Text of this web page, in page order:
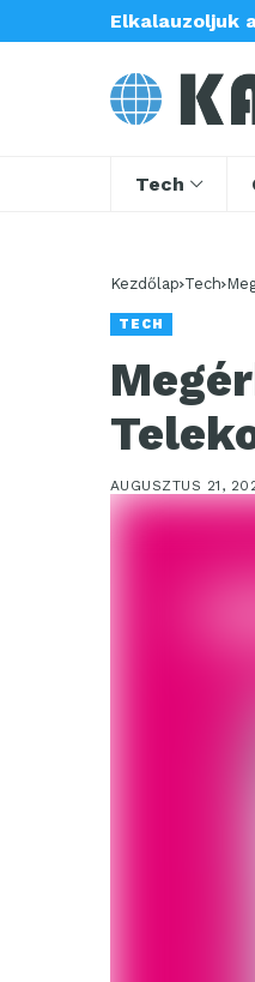
Elkalauzoljuk
Tech
Kezdőlap Tech
TECH
AUGUSZTUS 21,